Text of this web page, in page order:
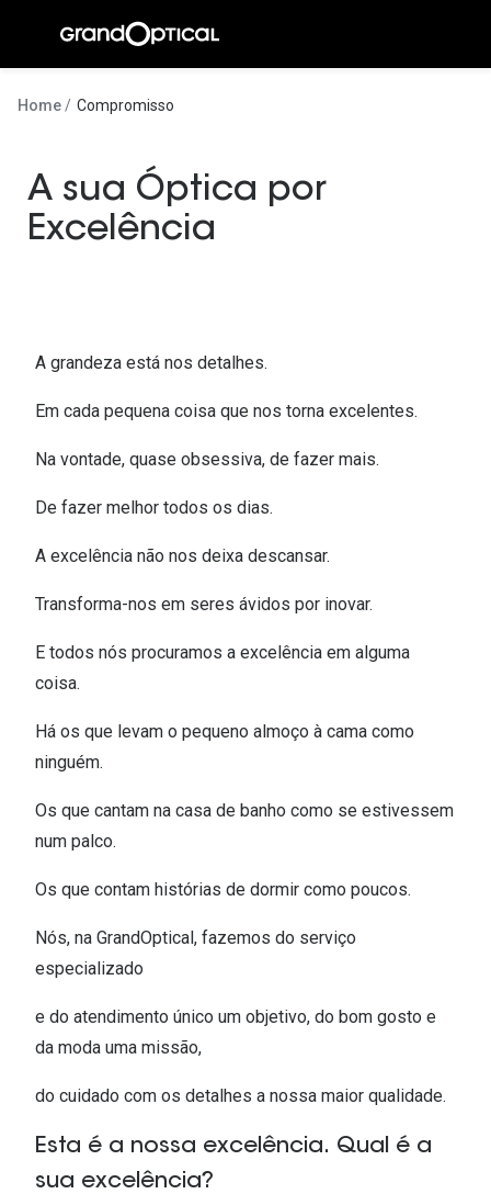
conteúdo
Ayres
Home Compromisso
A sua Óptica por
Excelência
A grandeza está nos detalhes.
Em cada pequena coisa que nos torna excelentes.
Na vontade, quase obsessiva, de fazer mais.
De fazer melhor todos os dias.
A excelência não nos deixa descansar.
Transforma-nos em seres ávidos por inovar.
E todos nós procuramos a excelência em alguma
coisa.
Há os que levam o pequeno almoço à cama como
ninguém.
Os que cantam na casa de banho como se estivessem
num palco.
Os que contam histórias de dormir como poucos.
Nós, na GrandOptical, fazemos do serviço
especializado
e do atendimento único um objetivo, do bom gosto e
da moda uma missão,
do cuidado com os detalhes a nossa maior qualidade.
Esta é a nossa excelência. Qual é a
sua excelência?